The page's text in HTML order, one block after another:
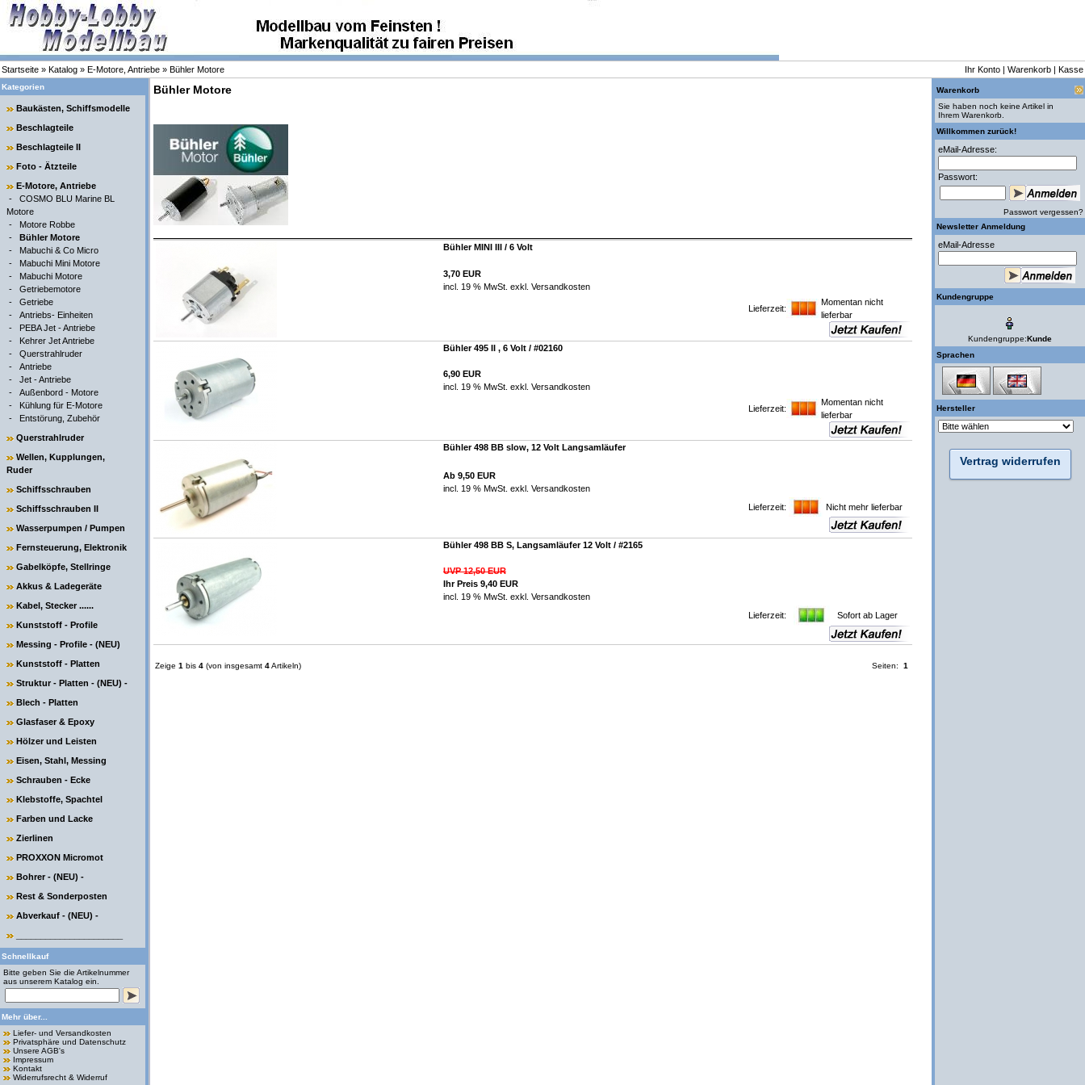
Startseite » Katalog » E-Motore, Antriebe » Bühler Motore Ihr Konto | Warenkorb | Kasse
Kategorien
Baukästen, Schiffsmodelle
Beschlagteile
Beschlagteile II
Foto - Ätzteile
E-Motore, Antriebe
- COSMO BLU Marine BL
Motore
- Motore Robbe
- Bühler Motore
- Mabuchi & Co Micro
- Mabuchi Mini Motore
- Mabuchi Motore
- Getriebemotore
- Getriebe
- Antriebs- Einheiten
- PEBA Jet - Antriebe
- Kehrer Jet Antriebe
- Querstrahlruder
- Antriebe
- Jet - Antriebe
- Außenbord - Motore
- Kühlung für E-Motore
- Entstörung, Zubehör
Querstrahlruder
Wellen, Kupplungen,
Ruder
Schiffsschrauben
Schiffsschrauben II
Wasserpumpen / Pumpen
Fernsteuerung, Elektronik
Gabelköpfe, Stellringe
Akkus & Ladegeräte
Kabel, Stecker ......
Kunststoff - Profile
Messing - Profile - (NEU)
Kunststoff - Platten
Struktur - Platten - (NEU) -
Blech - Platten
Glasfaser & Epoxy
Hölzer und Leisten
Eisen, Stahl, Messing
Schrauben - Ecke
Klebstoffe, Spachtel
Farben und Lacke
Zierlinen
PROXXON Micromot
Bohrer - (NEU) -
Rest & Sonderposten
Abverkauf - (NEU) -
Schnellkauf
Bitte geben Sie die Artikelnummer
aus unserem Katalog ein.
Mehr über...
Liefer- und Versandkosten
Privatsphäre und Datenschutz
Unsere AGB's
Impressum
Kontakt
Widerrufsrecht & Widerruf
Bühler Motore
Bühler MINI III / 6 Volt
3,70 EUR
incl. 19 % MwSt. exkl. Versandkosten
Lieferzeit:
Momentan nicht
lieferbar
Bühler 495 II , 6 Volt / #02160
6,90 EUR
incl. 19 % MwSt. exkl. Versandkosten
Lieferzeit:
Momentan nicht
lieferbar
Bühler 498 BB slow, 12 Volt Langsamläufer
Ab 9,50 EUR
incl. 19 % MwSt. exkl. Versandkosten
Lieferzeit:
Nicht mehr lieferbar
Bühler 498 BB S, Langsamläufer 12 Volt / #2165
UVP 12,50 EUR
Ihr Preis 9,40 EUR
incl. 19 % MwSt. exkl. Versandkosten
Lieferzeit:
Sofort ab Lager
Zeige 1 bis 4 (von insgesamt 4Artikeln) Seiten: 1
Warenkorb
Sie haben noch keine Artikel in
Ihrem Warenkorb.
Willkommen zurück!
eMail-Adresse:
Passwort:
Passwort vergessen?
Newsletter Anmeldung
eMail-Adresse
Kundengruppe
Kundengruppe:Kunde
Sprachen
Hersteller
Vertrag widerrufen